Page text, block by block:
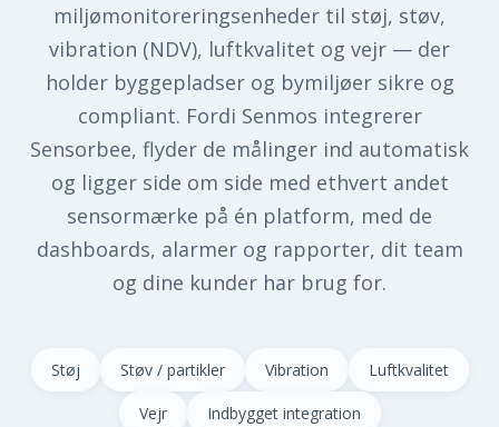
miljømonitoreringsenheder til støj, støv,
vibration (NDV), luftkvalitet og vejr — der
holder byggepladser og bymiljøer sikre og
compliant. Fordi Senmos integrerer
Sensorbee, flyder de målinger ind automatisk
og ligger side om side med ethvert andet
sensormærke på én platform, med de
dashboards, alarmer og rapporter, dit team
og dine kunder har brug for.
Støj Støv / partikler Vibration Luftkvalitet
Vejr Indbygget integration